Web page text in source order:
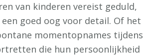
van kinderen vereist geduld,
goed oog voor detail. Of het
momentopnames tijdens
die hun persoonlijkheid